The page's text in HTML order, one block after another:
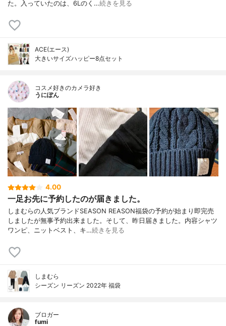
た。入っていたのは、6Lのく…続きを見る
ACE(エース)
大きいサイズハッピー8点セット
コスメ好きのカメラ好き
うにぽん
4.00
一足お先に予約したのが届きました。
しまむらの人気ブランドSEASON REASON福袋の予約が始まり即完売
しましたが無事予約出来ました。そして、昨日届きました。内容シャツ
ワンピ、ニットベスト、キ…続きを見る
しまむら
シーズン リーズン 2022年 福袋
ブロガー
fumi